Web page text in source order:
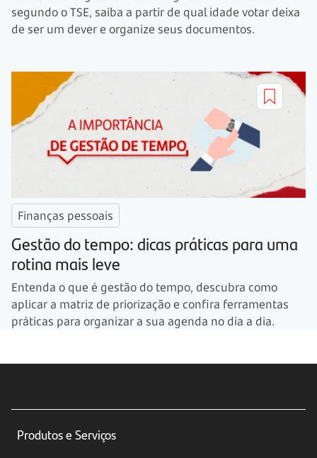
segundo o TSE, saiba a partir de qual idade votar deixa
de ser um dever e organize seus documentos.
Finanças pessoais
Gestão do tempo: dicas práticas para uma
rotina mais leve
Entenda o que é gestão do tempo, descubra como
aplicar a matriz de priorização e confira ferramentas
práticas para organizar a sua agenda no dia a dia.
Produtos e Serviços